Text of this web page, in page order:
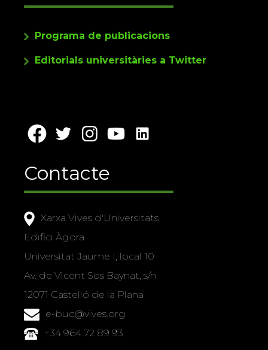
Programa de publicacions
Editorials universitàries a Twitter
Contacte
Xarxa Vives d'Universitats
Edifici Àgora
Universitat Jaume I, local 10
Av. de Vicent Sos Baynat, s/n
12071 Castelló de la Plana
e-buc@vives.org
+34 964 72 89 93